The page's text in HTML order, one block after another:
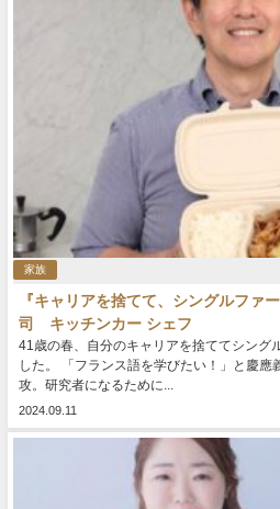
家族
『キャリアを捨てて、シングルファ
司 キッチンカー シェフ
41歳の春、自分のキャリアを捨ててシン
した。 「フランス語を学びたい！」と慶應
攻。研究者になるために...
2024.09.11